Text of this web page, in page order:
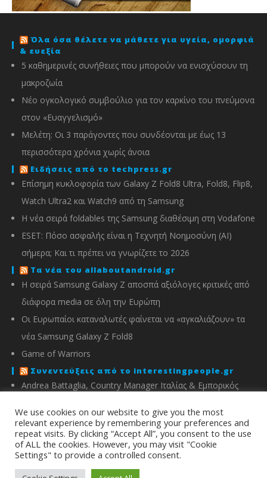
Όλα όσα θέλετε να μάθετε για υγεία, ομορφιά
& ευεξία
5 καθημερινές συνήθειες που μπορούν να ενισχύσουν τη
μακροζωία
Νέο ογκολογικό συμβούλιο για τον καρκίνο του πνεύμονα
στον «Ευαγγελισμό»
Μελέτη: Οι 3 παράγοντες που συνδέονται με έως 13
περισσότερα χρόνια χωρίς άνοια
Ειδήσεις από το techpress.gr
Επίσημη κυκλοφορία των Galaxy Z Fold8 Ultra, Fold8, Flip8,
Watch Ultra2 και Watch9 από τη Samsung
Η νέα σειρά foldables της Samsung διαθέσιμη στη Vodafone
ESET: Πόσο ασφαλής είναι η Τεχνητή Νοημοσύνη (AI)
σήμερα; Και τι πρέπει να γνωρίζετε το 2026
Τα νέα του allaboutandroid.gr
Η σειρά Samsung Galaxy Z αποσπά αξιόλογες κριτικές από
διάφορα media σε όλη την Ευρώπη
Οι Ευρωπαίοι καταναλωτές φαίνεται να «αγκαλιάζουν» τα
νέα Samsung Galaxy Z Fold8
Game of Warriors
Συνεντεύξεις από το interestingpeople.gr
Andrea Battaglia, Country Manager Ιταλίας & Εμπορικός
IMOU
Μιχάλης Χειμώνας, Γενικός Διευθυντής ΣΦΕΕ
info@energyin.gr
We use cookies on our website to give you the most
relevant experience by remembering your preferences and
repeat visits. By clicking “Accept All”, you consent to the use
of ALL the cookies. However, you may visit "Cookie
Settings" to provide a controlled consent.